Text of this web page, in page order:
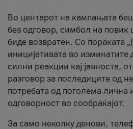
Во центарот на кампањата
без одговор, симбол на
биде возвратен. Со пораката
иницијативата во изминатите
силни реакции кај јавноста,
разговор за последиците од
потребата од поголема лична
одговорност во сообраќајот.
За само неколку денови,